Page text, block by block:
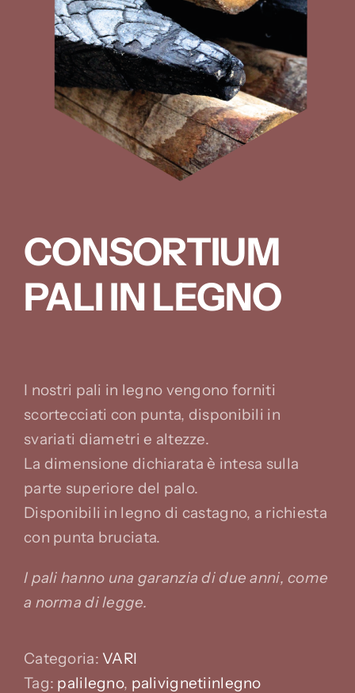
CONSORTIUM
PALI IN LEGNO
I nostri pali in legno vengono forniti
scortecciati con punta, disponibili in
svariati diametri e altezze.
La dimensione dichiarata è intesa sulla
parte superiore del palo.
Disponibili in legno di castagno, a richiesta
con punta bruciata.
I pali hanno una garanzia di due anni, come
a norma di legge.
Categoria: VARI
Tag: palilegno, palivignetiinlegno